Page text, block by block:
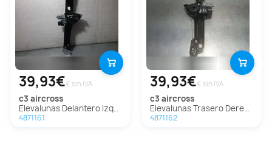
39,93€€ sin IVA
c3 aircross
Elevalunas Delantero Izquierdo Para Citroen C3 Aircross
4871161
39,93€€ sin IVA
c3 aircross
Elevalunas Trasero Derecho Para Citroen C3 Aircross
4871162